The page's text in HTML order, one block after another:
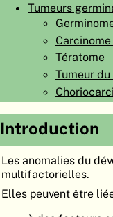
Tumeurs
Tératome
Tumeur
Introduction
Les anomalies du
multifactorielles.
Elles peuvent être